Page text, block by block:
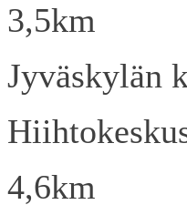
3,5km
Jyväskylän
4,6km